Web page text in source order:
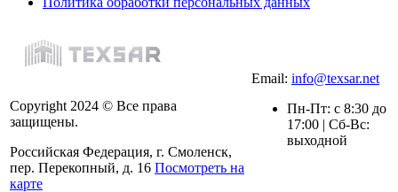
Copyright 2024 © Все права
защищены.
Российская Федерация, г. Смоленск,
пер. Перекопный, д. 16 Посмотреть на
карте
Email: info@texsar.net
Пн-Пт: с 8:30 до
17:00 | Сб-Вс:
выходной